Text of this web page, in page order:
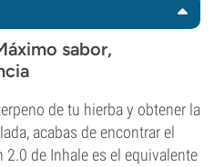
sabor,
de tu hierba y obtener la
acabas de encontrar el
de Inhale es el equivalente